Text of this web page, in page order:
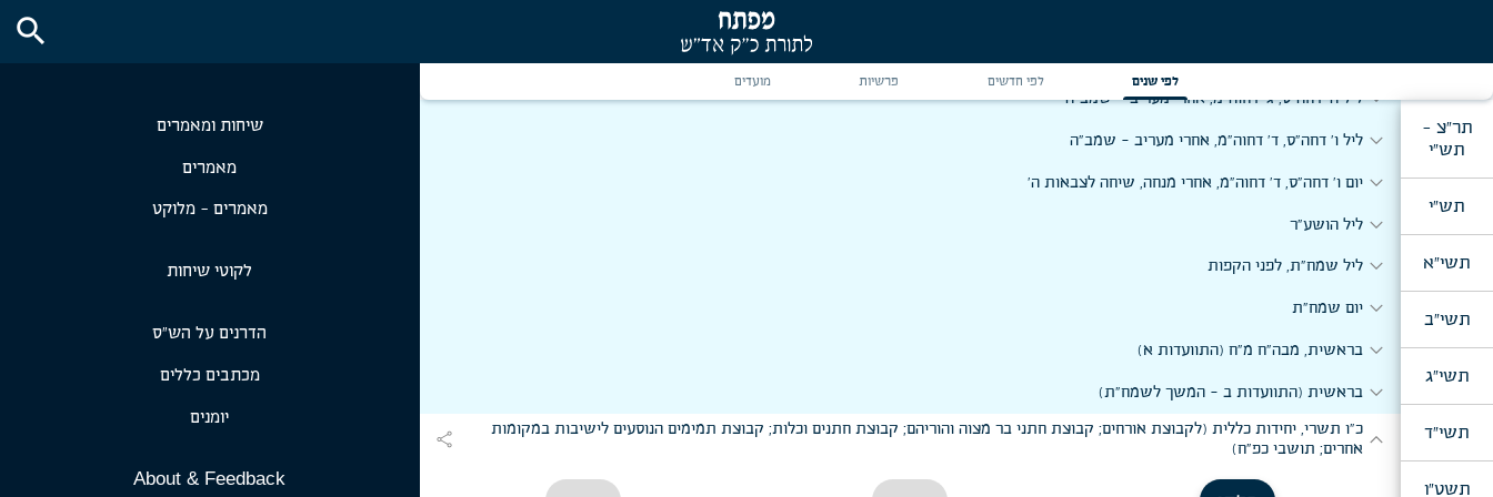
search
שיחות ומאמרים
מאמרים
מאמרים - מלוקט
לקוטי שיחות
הדרנים על הש״ס
מכתבים כללים
יומנים
About & Feedback
לפי שנים לפי חדשים פרשיות מועדים
תר"צ -
תש"י
תש"י
תשי"א
תשי"ב
תשי"ג
תשי"ד
תשט"ו
expand_more
expand_moreליל ה' דחה"ס, ג' דחוה"מ, אחרי מעריב - שמב"ה
expand_moreליל ו' דחה"ס, ד' דחוה"מ, אחרי מעריב - שמב"ה
expand_moreיום ו' דחה"ס, ד' דחוה"מ, אחרי מנחה, שיחה לצבאות ה'
expand_moreליל הושע"ר
expand_moreליל שמח"ת, לפני הקפות
expand_moreיום שמח"ת
expand_moreבראשית, מבה"ח מ"ח (התוועדות א)
expand_moreבראשית (התוועדות ב - המשך לשמח"ת)
expand_moreכ"ו תשרי, יחידות כללית (לקבוצת אורחים; קבוצת חתני בר מצוה והוריהם; קבוצת חתנים וכלות; קבוצת תמימים הנוסעים לישיבות במקומות
אחרים; תושבי כפ"ח)
share